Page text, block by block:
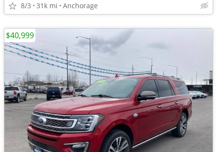
8/3 31k mi Anchorage
$40,999